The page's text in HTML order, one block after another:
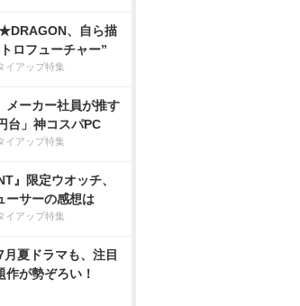
、自ら描
ロフューチャー”
イアップ特集
メーカー社員が推す
台」神コスパPC
イアップ特集
』限定ウオッチ、
ーサーの感想は
イアップ特集
夏ドラマも、注目
作が勢ぞろい！